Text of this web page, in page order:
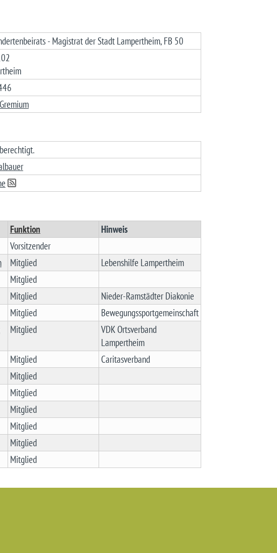
- Magistrat der Stadt Lampertheim, FB 50
Funktion
Hinweis
Vorsitzender
Mitglied
Lebenshilfe Lampertheim
Mitglied
Mitglied
Nieder-Ramstädter Diakonie
Mitglied
Bewegungssportgemeinschaft
Mitglied
VDK Ortsverband
Lampertheim
Mitglied
Caritasverband
Mitglied
Mitglied
Mitglied
Mitglied
Mitglied
Mitglied